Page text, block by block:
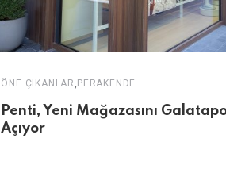
ÖNE ÇIKANLAR, PERAKENDE
Penti, Yeni Mağazasını
Açıyor